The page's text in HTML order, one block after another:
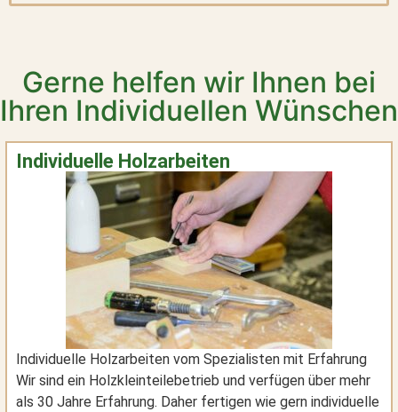
Gerne helfen wir Ihnen bei
Ihren Individuellen Wünschen
Individuelle Holzarbeiten
Individuelle Holzarbeiten vom Spezialisten mit Erfahrung
Wir sind ein Holzkleinteilebetrieb und verfügen über mehr
als 30 Jahre Erfahrung. Daher fertigen wie gern individuelle